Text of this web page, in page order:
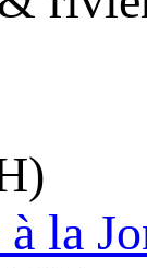
à la